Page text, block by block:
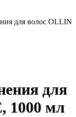
для волос OLLIN
для
1000 мл